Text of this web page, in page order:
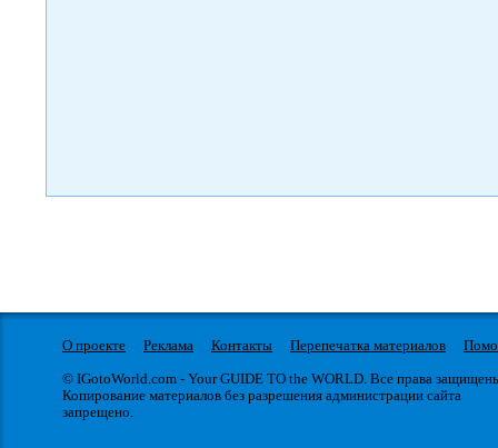
О проекте Реклама Контакты Перепечатка материалов
© IGotoWorld.com - Your GUIDE TO the WORLD. Все права
Копирование материалов без разрешения администрации сайта
запрещено.